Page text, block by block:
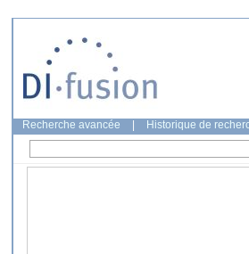
Recherche avancée Historique de